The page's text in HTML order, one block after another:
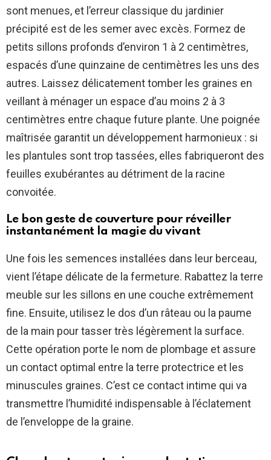
sont menues, et l’erreur classique du jardinier
précipité est de les semer avec excès. Formez de
petits sillons profonds d’environ 1 à 2 centimètres,
espacés d’une quinzaine de centimètres les uns des
autres. Laissez délicatement tomber les graines en
veillant à ménager un espace d’au moins 2 à 3
centimètres entre chaque future plante. Une poignée
maîtrisée garantit un développement harmonieux : si
les plantules sont trop tassées, elles fabriqueront des
feuilles exubérantes au détriment de la racine
convoitée.
Le bon geste de couverture pour réveiller
instantanément la magie du vivant
Une fois les semences installées dans leur berceau,
vient l’étape délicate de la fermeture. Rabattez la terre
meuble sur les sillons en une couche extrêmement
fine. Ensuite, utilisez le dos d’un râteau ou la paume
de la main pour tasser très légèrement la surface.
Cette opération porte le nom de plombage et assure
un contact optimal entre la terre protectrice et les
minuscules graines. C’est ce contact intime qui va
transmettre l’humidité indispensable à l’éclatement
de l’enveloppe de la graine.